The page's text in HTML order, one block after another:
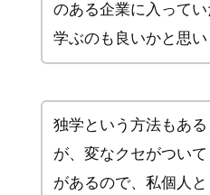
のある企業に入って
学ぶのも良いかと思い
独学という方法もあ
が、変なクセがつい
があるので、私個人